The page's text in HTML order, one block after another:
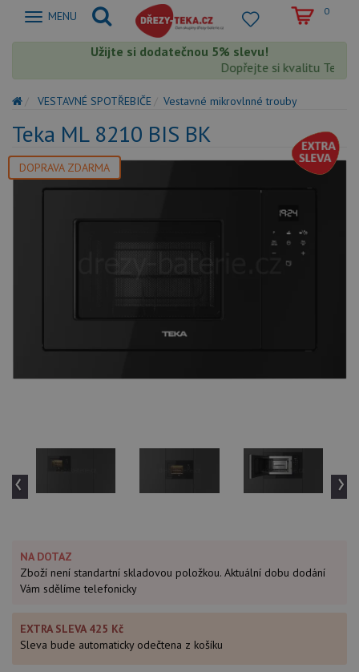
Zobrazit
MENU 0
Užijte si dodatečnou 5% slevu!
Dopřejte si kvalitu Teka
VESTAVNÉ SPOTŘEBIČE Vestavné mikrovlnné trouby
Teka ML 8210 BIS BK
DOPRAVA ZDARMA
‹ ›
NA DOTAZ
Zboží není standartní skladovou položkou. Aktuální dobu dodání
Vám sdělíme telefonicky
EXTRA SLEVA 425 Kč
Sleva bude automaticky odečtena z košíku